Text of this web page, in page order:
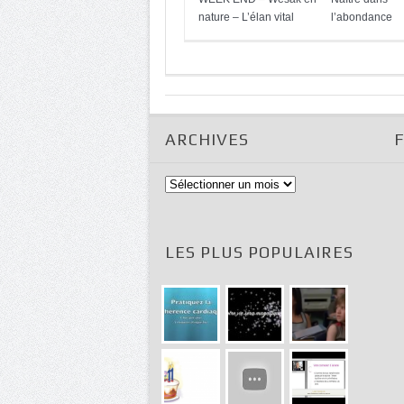
nature – L’élan vital
l’abondance
ARCHIVES
Archives
LES PLUS POPULAIRES